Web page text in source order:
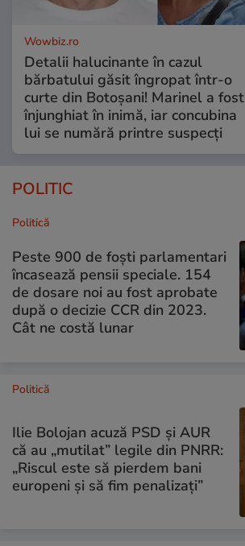
Wowbiz.ro
Detalii halucinante în cazul
bărbatului găsit îngropat într-o
curte din Botoșani! Marinel a fost
înjunghiat în inimă, iar concubina
lui se numără printre suspecți
POLITIC
Politică
Peste 900 de foști parlamentari
încasează pensii speciale. 154
de dosare noi au fost aprobate
după o decizie CCR din 2023.
Cât ne costă lunar
Politică
Ilie Bolojan acuză PSD și AUR
că au „mutilat” legile din PNRR:
„Riscul este să pierdem bani
europeni și să fim penalizați”